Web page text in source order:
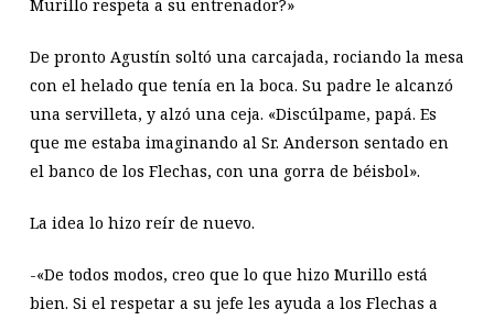
Murillo respeta a su entrenador?»
De pronto Agustín soltó una carcajada, rociando la mesa
con el helado que tenía en la boca. Su padre le alcanzó
una servilleta, y alzó una ceja. «Discúlpame, papá. Es
que me estaba imaginando al Sr. Anderson sentado en
el banco de los Flechas, con una gorra de béisbol».
La idea lo hizo reír de nuevo.
-«De todos modos, creo que lo que hizo Murillo está
bien. Si el respetar a su jefe les ayuda a los Flechas a